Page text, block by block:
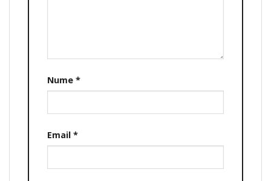
Nume *
Email *